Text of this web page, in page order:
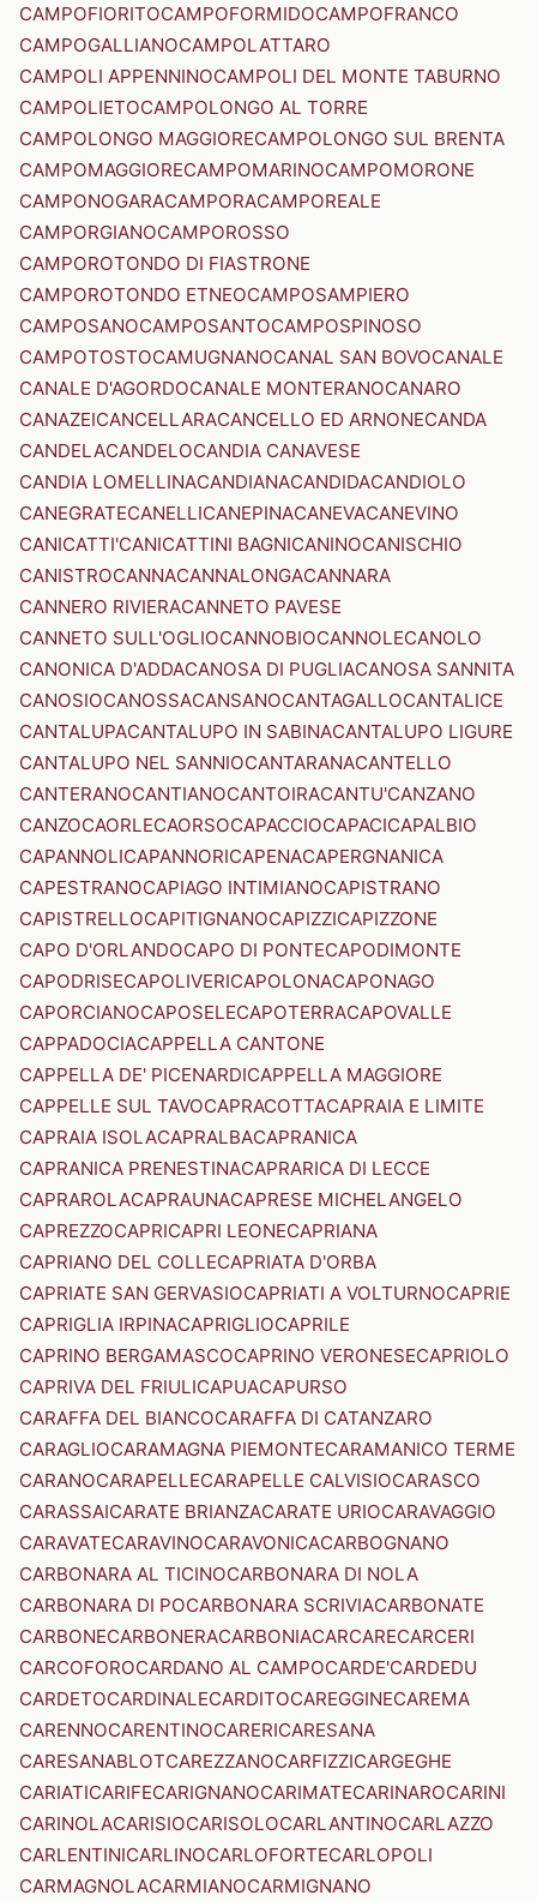
CAMPOFIORITOCAMPOFORMIDOCAMPOFRANCO
CAMPOGALLIANOCAMPOLATTARO
CAMPOLI APPENNINOCAMPOLI DEL MONTE TABURNO
CAMPOLIETOCAMPOLONGO AL TORRE
CAMPOLONGO MAGGIORECAMPOLONGO SUL BRENTA
CAMPOMAGGIORECAMPOMARINOCAMPOMORONE
CAMPONOGARACAMPORACAMPOREALE
CAMPORGIANOCAMPOROSSO
CAMPOROTONDO DI FIASTRONE
CAMPOROTONDO ETNEOCAMPOSAMPIERO
CAMPOSANOCAMPOSANTOCAMPOSPINOSO
CAMPOTOSTOCAMUGNANOCANAL SAN BOVOCANALE
CANALE D'AGORDOCANALE MONTERANOCANARO
CANAZEICANCELLARACANCELLO ED ARNONECANDA
CANDELACANDELOCANDIA CANAVESE
CANDIA LOMELLINACANDIANACANDIDACANDIOLO
CANEGRATECANELLICANEPINACANEVACANEVINO
CANICATTI'CANICATTINI BAGNICANINOCANISCHIO
CANISTROCANNACANNALONGACANNARA
CANNERO RIVIERACANNETO PAVESE
CANNETO SULL'OGLIOCANNOBIOCANNOLECANOLO
CANONICA D'ADDACANOSA DI PUGLIACANOSA SANNITA
CANOSIOCANOSSACANSANOCANTAGALLOCANTALICE
CANTALUPACANTALUPO IN SABINACANTALUPO LIGURE
CANTALUPO NEL SANNIOCANTARANACANTELLO
CANTERANOCANTIANOCANTOIRACANTU'CANZANO
CANZOCAORLECAORSOCAPACCIOCAPACICAPALBIO
CAPANNOLICAPANNORICAPENACAPERGNANICA
CAPESTRANOCAPIAGO INTIMIANOCAPISTRANO
CAPISTRELLOCAPITIGNANOCAPIZZICAPIZZONE
CAPO D'ORLANDOCAPO DI PONTECAPODIMONTE
CAPODRISECAPOLIVERICAPOLONACAPONAGO
CAPORCIANOCAPOSELECAPOTERRACAPOVALLE
CAPPADOCIACAPPELLA CANTONE
CAPPELLA DE' PICENARDICAPPELLA MAGGIORE
CAPPELLE SUL TAVOCAPRACOTTACAPRAIA E LIMITE
CAPRAIA ISOLACAPRALBACAPRANICA
CAPRANICA PRENESTINACAPRARICA DI LECCE
CAPRAROLACAPRAUNACAPRESE MICHELANGELO
CAPREZZOCAPRICAPRI LEONECAPRIANA
CAPRIANO DEL COLLECAPRIATA D'ORBA
CAPRIATE SAN GERVASIOCAPRIATI A VOLTURNOCAPRIE
CAPRIGLIA IRPINACAPRIGLIOCAPRILE
CAPRINO BERGAMASCOCAPRINO VERONESECAPRIOLO
CAPRIVA DEL FRIULICAPUACAPURSO
CARAFFA DEL BIANCOCARAFFA DI CATANZARO
CARAGLIOCARAMAGNA PIEMONTECARAMANICO TERME
CARANOCARAPELLECARAPELLE CALVISIOCARASCO
CARASSAICARATE BRIANZACARATE URIOCARAVAGGIO
CARAVATECARAVINOCARAVONICACARBOGNANO
CARBONARA AL TICINOCARBONARA DI NOLA
CARBONARA DI POCARBONARA SCRIVIACARBONATE
CARBONECARBONERACARBONIACARCARECARCERI
CARCOFOROCARDANO AL CAMPOCARDE'CARDEDU
CARDETOCARDINALECARDITOCAREGGINECAREMA
CARENNOCARENTINOCARERICARESANA
CARESANABLOTCAREZZANOCARFIZZICARGEGHE
CARIATICARIFECARIGNANOCARIMATECARINAROCARINI
CARINOLACARISIOCARISOLOCARLANTINOCARLAZZO
CARLENTINICARLINOCARLOFORTECARLOPOLI
CARMAGNOLACARMIANOCARMIGNANO